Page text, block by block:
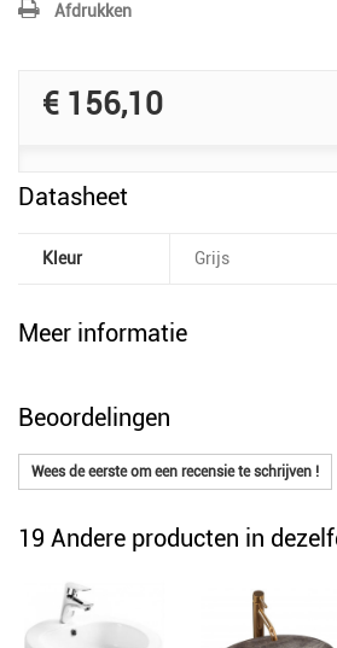
Afdrukken
€ 156,10
Datasheet
Kleur Grijs
Meer informatie
Beoordelingen
Wees de eerste om een recensie te schrijven !
19 Andere producten in